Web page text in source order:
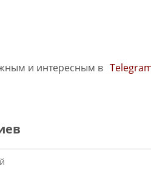
и интересным в